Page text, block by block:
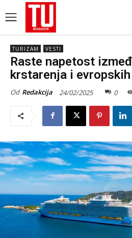
TURIZAM VESTI
Raste napetost
krstarenja i
Od Redakcija 24/02/2025 0